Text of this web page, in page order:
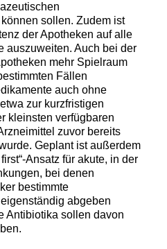
sollen. Zudem ist
der Apotheken auf alle
auszuweiten. Auch bei der
mehr Spielraum
Fällen
auch ohne
zur kurzfristigen
kleinsten verfügbaren
zuvor bereits
Geplant ist außerdem
Ansatz für akute, in der
bei denen
bestimmte
abgeben
Antibiotika sollen davon